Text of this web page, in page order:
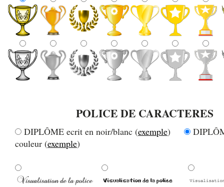
POLICE DE CARACTERES
DIPLÔME ecrit en noir/blanc (exemple)
couleur (exemple)